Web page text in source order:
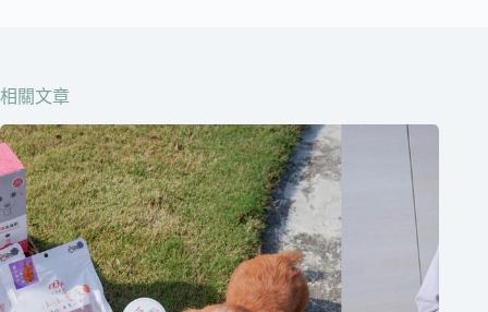
相關文章